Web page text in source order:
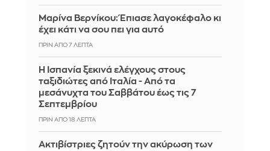
Μαρίνα Βερνίκου: Έπιασε λαγοκέφαλο κι
έχει κάτι να σου πει για αυτό
ΠΡΙΝ ΑΠΌ 7 ΛΕΠΤΆ
Η Ισπανία ξεκινά ελέγχους στους
ταξιδιώτες από Ιταλία - Από τα
μεσάνυχτα του Σαββάτου έως τις 7
Σεπτεμβρίου
ΠΡΙΝ ΑΠΌ 18 ΛΕΠΤΆ
Ακτιβίστριες ζητούν την ακύρωση των